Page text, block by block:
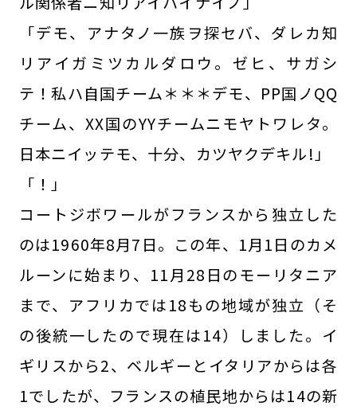
「デモ、アナタノ一族ヲ探セバ、ダレカ知
リアイガミツカルダロウ。ゼヒ、サガシ
テ！私ハ自国チーム＊＊＊デモ、PP国ノQQ
チーム、XX国のYYチームニモヤトワレタ。
日本ニイッテモ、十分、カツヤクデキル!」
「！」
コートジボワールがフランスから独立した
のは1960年8月7日。この年、1月1日のカメ
ルーンに始まり、11月28日のモーリタニア
まで、アフリカでは18もの地域が独立（そ
の後統一したので現在は14）しました。イ
ギリスから2、ベルギーとイタリアからは各
1でしたが、フランスの植民地からは14の新